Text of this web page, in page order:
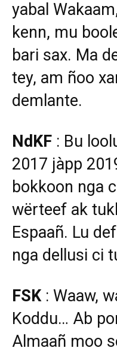
yabal
kenn, mu
bari sax. Ma
tey, am ñoo
demlante.
NdKF : Bu
2017 jàpp
bokkoon nga
wërteef ak
Espaañ. Lu
nga dellusi ci
FSK: Waaw,
Koddu… Ab
Almaañ moo